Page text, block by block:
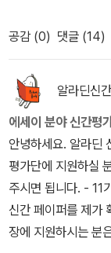
나 시인이 되어 가
이 책을 통해서 시인
다는 것은 세월이
절대적인 것. 세월
말인가. (...) ' (p.
가 차츰 삶 속에서
르는 시들이 있었고,
있었다.
어딘가 모르게 나와
인지 모른다. 나는
을 버린다는 것을 뜻
궁극적으로는 가장
나는 어디에 나서보
포함해 사회적인 위
에 한 개인의 일은
하는 것은 그러한 위
각이었을 것이다.
은 못 된다. 그러나
할 수 있다는 것 자
을 발견할 때 비로
명의 눈에 들어온
보면서 문득 최근
다. 아닌게 아니라
지 모르겠다. ‘전혀’
할 수 있을지도 모를
들이 시를 어렵다고
이 나온다. 여러 가
이 사라졌기 때문에
시대의 도래로 손에
습니다. 3. 남기고
러분들께 감사드립
자님께도 감사드립
면 퇴근 시간이 많
분에 신간평가단은
도 알라딘 신간 평
를 얻을 수 있으면
단에 선정되신 분들
들이 간혹 계십니다
서평만 남기신 분도
을 찾다.)책에 대한
닫고, 방구석에 처박
수 없는 일이니 결코
할 정도로 커다란
이야기는 참신하고,
다. 기묘한 사건, 기
하였고, 내내 흥미
하기 힘든 무언가에
을 돌아보게 합니
밖에서 안에 있는
고 나약해서 두렵기
공감 (0) 댓글 (14)
알라딘신
에세이 분야 신간평
안녕하세요. 알라딘
평가단에 지원하실
주시면 됩니다. - 11
신간 페이퍼를 제가
장에 지원하시는 분